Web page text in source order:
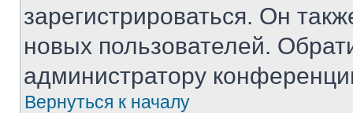
зарегистрироваться. Он
новых пользователей.
администратору
Вернуться к началу